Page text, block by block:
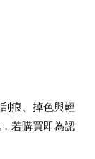
痕、掉色與輕
若購買即為認